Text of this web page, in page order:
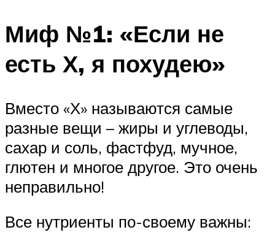
Миф №1: «Если не
есть Х, я похудею»
Вместо «Х» называются самые
разные вещи – жиры и углеводы,
сахар и соль, фастфуд, мучное,
глютен и многое другое. Это очень
неправильно!
Все нутриенты по-своему важны: